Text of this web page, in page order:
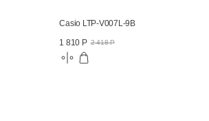
Casio LTP-V007L-9B
1 810 Р 2 418 Р